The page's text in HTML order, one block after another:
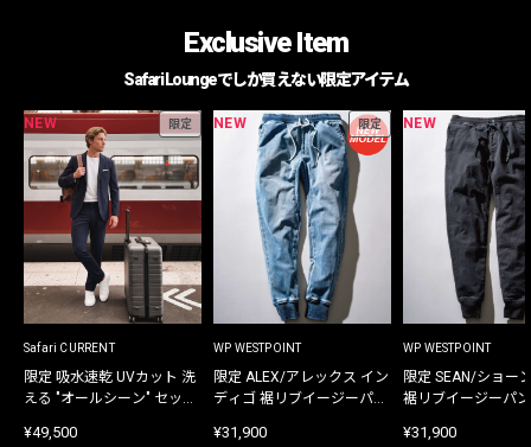
Exclusive Item
Safari Loungeでしか買えない限定アイテム
NEW 限定
Safari CURRENT
限定 吸水速乾 UVカット 洗
える "オールシーン" セット
¥49,500
NEW 限定
WP WESTPOINT
限定 ALEX/アレックス イン
ディゴ 裾リブイージーパン
¥31,900
NEW
WP WESTPOINT
限定 SEAN/ショー
裾リブイージーパ
¥31,900